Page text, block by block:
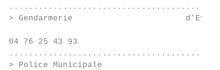
> Gendarmerie
04 76 25 43 93
> Police Municipale